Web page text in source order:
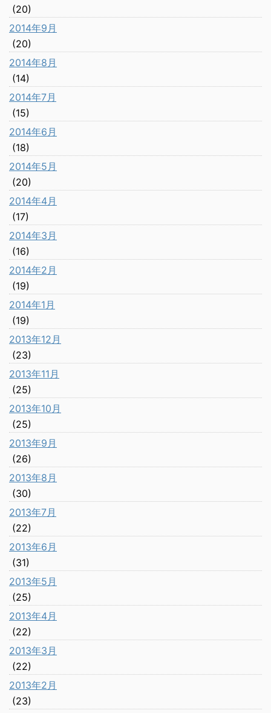
(20)
2014年9月
(20)
2014年8月
(14)
2014年7月
(15)
2014年6月
(18)
2014年5月
(20)
2014年4月
(17)
2014年3月
(16)
2014年2月
(19)
2014年1月
(19)
2013年12月
(23)
2013年11月
(25)
2013年10月
(25)
2013年9月
(26)
2013年8月
(30)
2013年7月
(22)
2013年6月
(31)
2013年5月
(25)
2013年4月
(22)
2013年3月
(22)
2013年2月
(23)